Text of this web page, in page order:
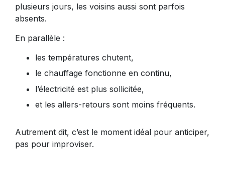
plusieurs jours, les voisins aussi sont parfois
absents.
En parallèle :
les températures chutent,
le chauffage fonctionne en continu,
l’électricité est plus sollicitée,
et les allers-retours sont moins fréquents.
Autrement dit, c’est le moment idéal pour anticiper,
pas pour improviser.